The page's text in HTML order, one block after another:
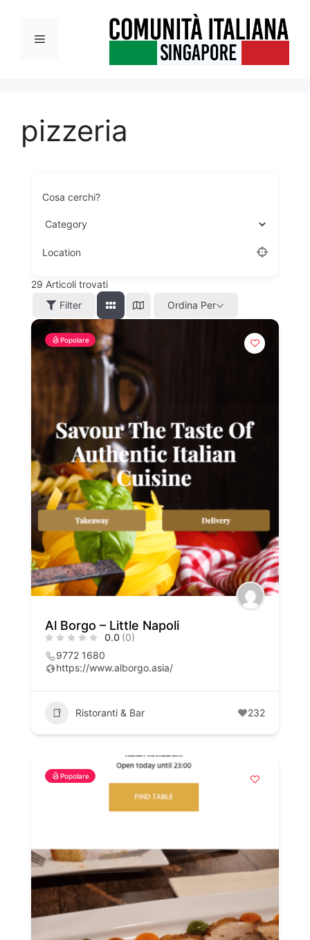
contenutoMenu
pizzeria
Cosa cerchi?
Location
29 Articoli trovati
Filter
Ordina Per
Popolare
Al Borgo – Little Napoli
0.0 (0)
9772 1680
https://www.alborgo.asia/
Ristoranti & Bar 232
Popolare